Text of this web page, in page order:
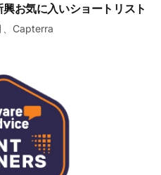
お気に入いショートリスト
、Capterra